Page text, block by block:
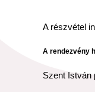
A részvétel
A rendezvény
Szent István